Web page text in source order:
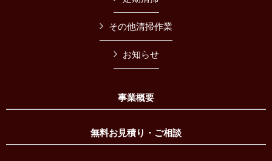
その他清掃作業
お知らせ
事業概要
無料お見積り・ご相談